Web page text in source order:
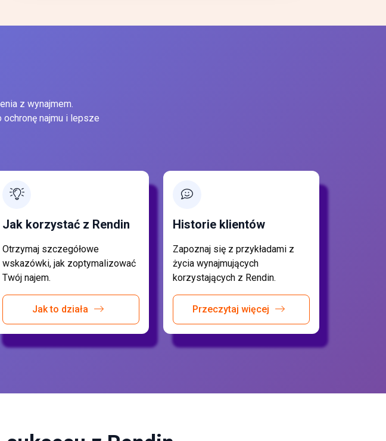
z wynajmem.
najmu i lepsze
Jak korzystać z Rendin
Otrzymaj szczegółowe
wskazówki, jak zoptymalizować
Twój najem.
Jak to działa
Historie klientów
Zapoznaj się z przykładami z
życia wynajmujących
korzystających z Rendin.
Przeczytaj więcej